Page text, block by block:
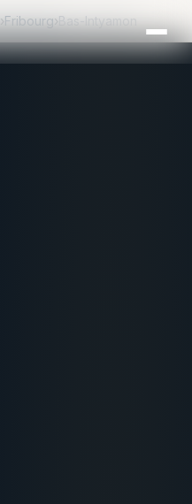
›Fribourg›Bas-Intyamon